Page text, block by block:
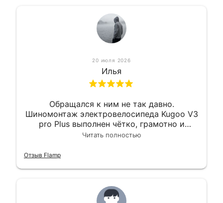
20 июля 2026
Илья
Обращался к ним не так давно.
Шиномонтаж электровелосипеда Kugoo V3
pro Plus выполнен чётко, грамотно и
квалифицированно. Всё сделано
Читать полностью
Отзыв Flamp